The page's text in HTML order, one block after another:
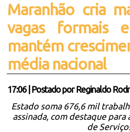
Maranhão cria
vagas formais
mantém
média nacional
17:06| Postado por Reginaldo
Estado soma 676,6 mil
assinada, com destaque
de